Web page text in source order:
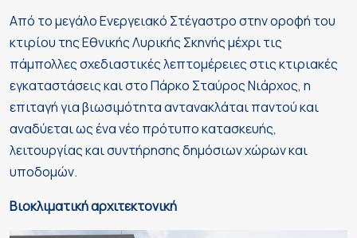
Aπό το μεγάλο Ενεργειακό Στέγαστρο στην οροφή του
κτιρίου της Εθνικής Λυρικής Σκηνής μέχρι τις
πάμπολλες σχεδιαστικές λεπτομέρειες στις κτιριακές
εγκαταστάσεις και στο Πάρκο Σταύρος Νιάρχος, η
επιταγή για βιωσιμότητα αντανακλάται παντού και
αναδύεται ως ένα νέο πρότυπο κατασκευής,
λειτουργίας και συντήρησης δημόσιων χώρων και
υποδομών.
Βιοκλιματική αρχιτεκτονική